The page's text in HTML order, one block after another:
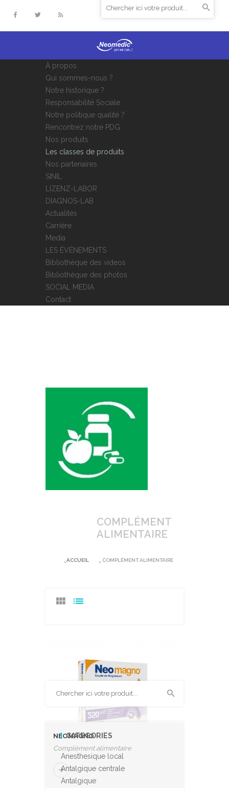
À propos
Qui sommes-nous ?
Notre historique ?
Responsabilité Sociale
Notre politique qualité ?
Rencontrez notre PDG
Nos produits
Les classes de produits
Nos partenaires
SINIL
LIZENZ-LABOR
DIAGNOS-LAB
Actualités
Carriére
Media
LES ÉVÉNEMENTS
Bibliothèque des videos
Bibliothèque des photos
SOCIAL MEDIA
Contact
COMPLÉMENT
ALIMENTAIRE
ACCUEIL COMPLÉMENT ALIMENTAIRE
NEOMAGNO
Complément alimentaire
CATEGORIES
Anesthesique local
Antalgique centrale
Antalgique